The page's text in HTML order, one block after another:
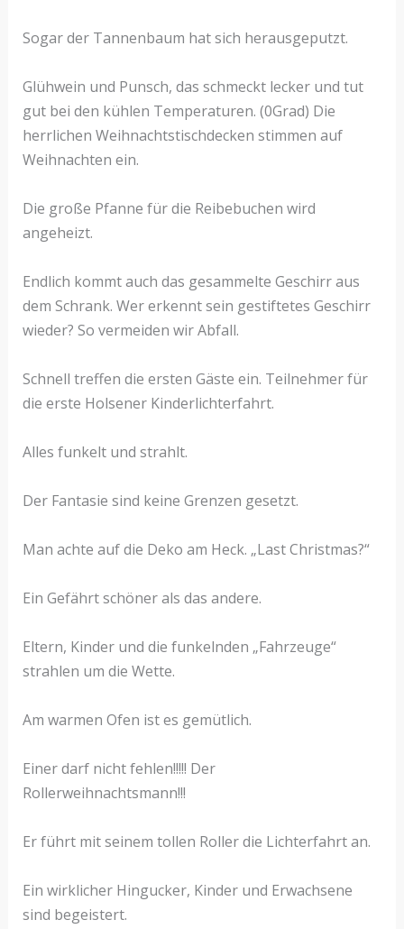
Sogar der Tannenbaum hat sich herausgeputzt.
Glühwein und Punsch, das schmeckt lecker und tut
gut bei den kühlen Temperaturen. (0Grad) Die
herrlichen Weihnachtstischdecken stimmen auf
Weihnachten ein.
Die große Pfanne für die Reibebuchen wird
angeheizt.
Endlich kommt auch das gesammelte Geschirr aus
dem Schrank. Wer erkennt sein gestiftetes Geschirr
wieder? So vermeiden wir Abfall.
Schnell treffen die ersten Gäste ein. Teilnehmer für
die erste Holsener Kinderlichterfahrt.
Alles funkelt und strahlt.
Der Fantasie sind keine Grenzen gesetzt.
Man achte auf die Deko am Heck. „Last Christmas?“
Ein Gefährt schöner als das andere.
Eltern, Kinder und die funkelnden „Fahrzeuge“
strahlen um die Wette.
Am warmen Ofen ist es gemütlich.
Einer darf nicht fehlen!!!!! Der
Rollerweihnachtsmann!!!
Er führt mit seinem tollen Roller die Lichterfahrt an.
Ein wirklicher Hingucker, Kinder und Erwachsene
sind begeistert.